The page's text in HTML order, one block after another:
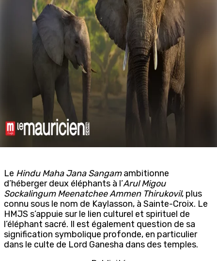
Le Hindu Maha Jana Sangamambitionne
d’héberger deux éléphants à l’Arul Migou
Sockalingum Meenatchee Ammen Thirukovil, plus
connu sous le nom de Kaylasson, à Sainte-Croix. Le
HMJS s’appuie sur le lien culturel et spirituel de
l’éléphant sacré. Il est également question de sa
signification symbolique profonde, en particulier
dans le culte de Lord Ganesha dans des temples.